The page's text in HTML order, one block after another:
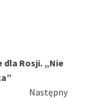
Rosji. „Nie
Następny